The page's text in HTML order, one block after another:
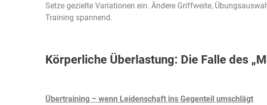
Setze gezielte Variationen ein. Ändere Griffweite,
Training spannend.
Körperliche Überlastung: Die Falle des
Übertraining – wenn Leidenschaft ins Gegenteil umschlägt